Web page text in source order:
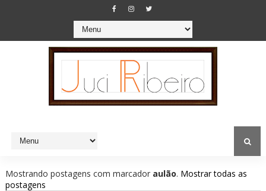
Mostrando postagens com marcador aulão. Mostrar todas as
postagens